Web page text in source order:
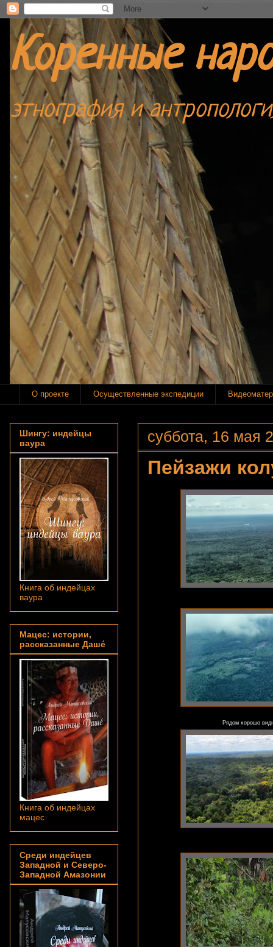
Коренные
этнография и
О проекте Осуществленные экспедиции
суббота, 16 мая
Пейзажи
Рядом хорошо
Шингу: индейцы
ваура
Книга об индейцах
ваура
Мацес: истории,
рассказанные Дашé
Книга об индейцах
мацес
Среди индейцев
Западной и Северо-
Западной Амазонии